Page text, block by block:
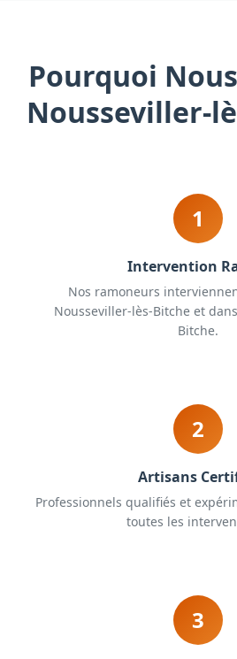
Pourquoi
Nousseviller-
1
Intervention
Nos ramoneurs
Nousseviller-lès-Bitche et
Bitche.
2
Artisans
Professionnels qualifiés et
toutes les
3